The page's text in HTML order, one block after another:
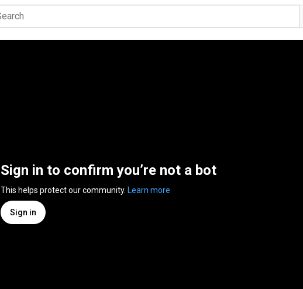
Sign in to confirm you’re not a bot
This helps protect our community. Learn more
Sign in